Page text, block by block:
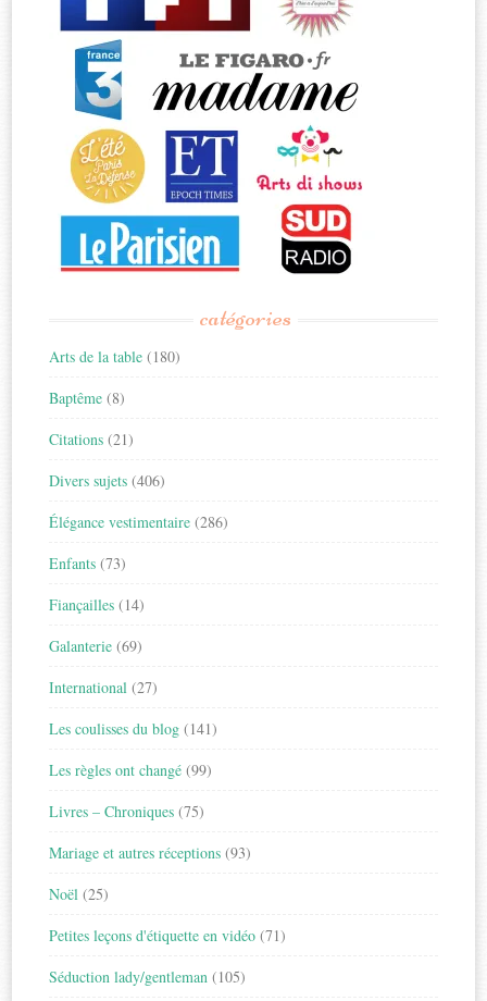
catégories
Arts de la table (180)
Baptême (8)
Citations (21)
Divers sujets (406)
Élégance vestimentaire (286)
Enfants (73)
Fiançailles (14)
Galanterie (69)
International (27)
Les coulisses du blog (141)
Les règles ont changé (99)
Livres – Chroniques (75)
Mariage et autres réceptions (93)
Noël (25)
Petites leçons d'étiquette en vidéo (71)
Séduction lady/gentleman (105)